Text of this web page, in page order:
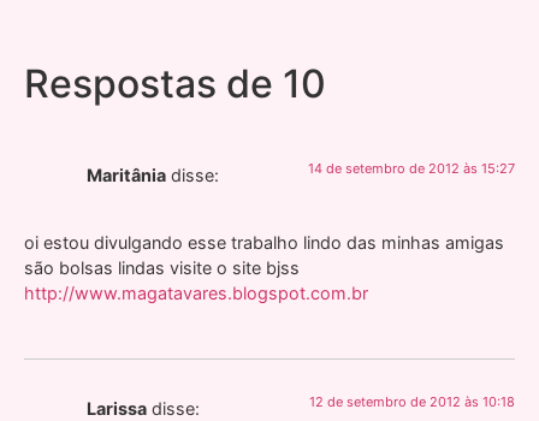
Respostas de 10
Maritânia disse: 14 de setembro de 2012 às 15:27
oi estou divulgando esse trabalho lindo das minhas amigas
são bolsas lindas visite o site bjss
http://www.magatavares.blogspot.com.br
Larissa disse: 12 de setembro de 2012 às 10:18